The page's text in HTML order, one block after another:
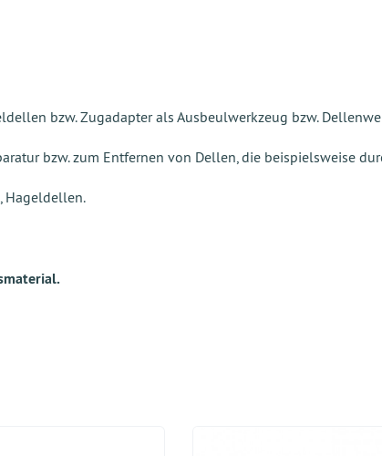
bzw. Zugadapter als Ausbeulwerkzeug bzw.
bzw. zum Entfernen von Dellen, die beispielsweise
Hageldellen.